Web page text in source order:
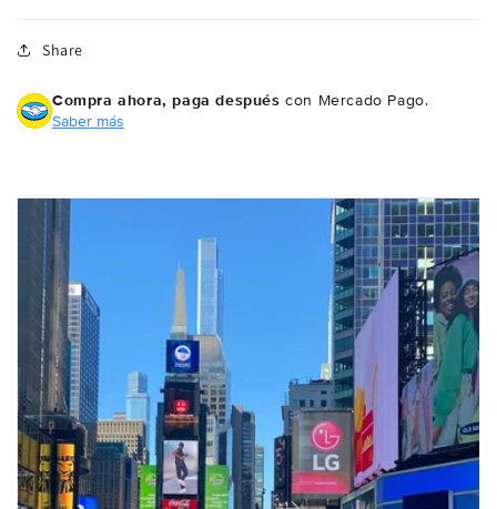
Share
Compra ahora, paga después con Mercado Pago.
Saber más
Compra ahora y paga a meses
sin tarjeta de crédito